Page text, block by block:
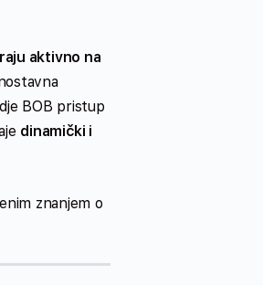
aktivno na
BOB pristup
dinamički i
znanjem o